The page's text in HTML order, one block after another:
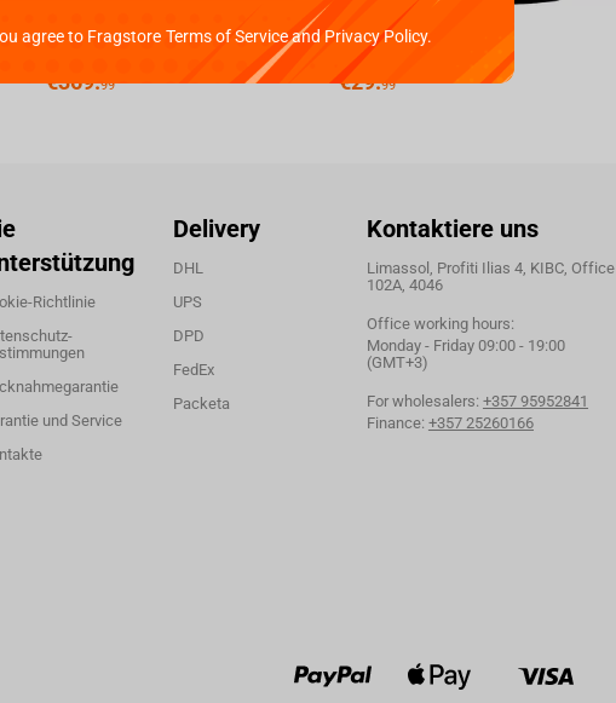
Iron Studios Alien 3 - Ellen Ripley And Dog Alien Art Scale 1/10
Nicht verfügbar
€369.99
Alien Xenomorph Q-Fig
Nicht verfügbar
€29.99
Richtlinie
und Service
Delivery
DHL
UPS
DPD
FedEx
Packeta
Kontaktiere uns
Limassol, Profiti Ilias 4, KIBC, Office
102A, 4046
Office working hours:
Monday - Friday 09:00 - 19:00
(GMT+3)
For wholesalers: +357 95952841
Finance: +357 25260166
agree to Fragstore Terms of Service and Privacy Policy.